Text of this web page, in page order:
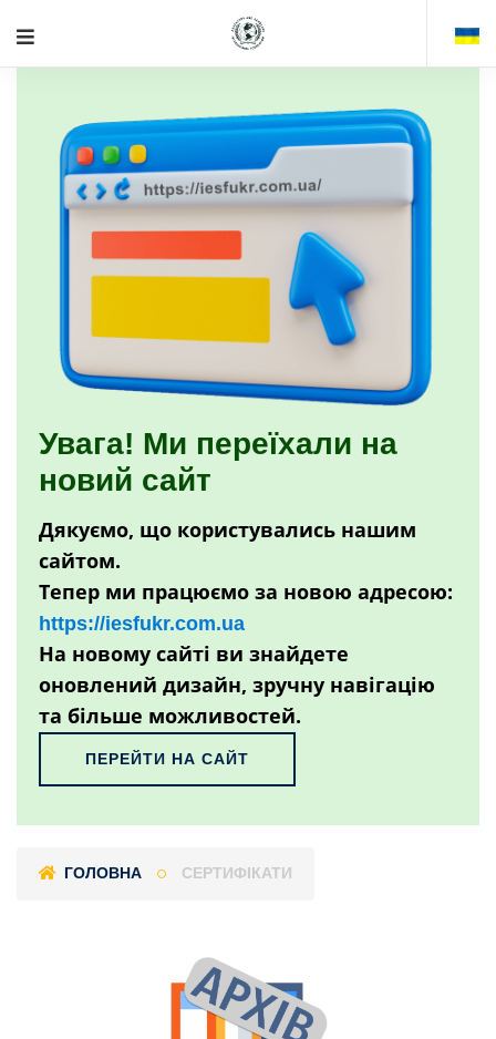
Увага! Ми переїхали на
новий сайт
Дякуємо, що користувались нашим
сайтом.
Тепер ми працюємо за новою адресою:
https://iesfukr.com.ua
На новому сайті ви знайдете
оновлений дизайн, зручну навігацію
та більше можливостей.
ПЕРЕЙТИ НА САЙТ
ГОЛОВНА СЕРТИФІКАТИ